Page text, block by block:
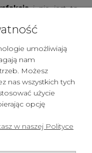
i nie jest to
ekspresowo,
ofertą, a w razie
pomocą.
iżyczymy udanych
umożliwiają
nam
Możesz
nas wszystkich tych
użycie
opcję
w naszej Polityce